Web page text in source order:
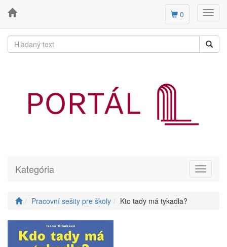
0
Toggle
Kategória
Pracovní sešity pre školy Kto tady má tykadla?